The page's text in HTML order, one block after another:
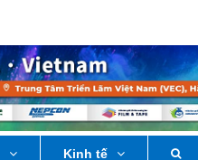
Kinh tế